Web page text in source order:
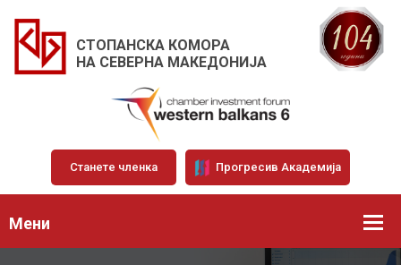
СТОПАНСКА КОМОРА
НА СЕВЕРНА МАКЕДОНИЈА
Станете членка Прогресив Академија
Мени